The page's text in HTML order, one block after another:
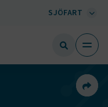
SJÖFART
Dela